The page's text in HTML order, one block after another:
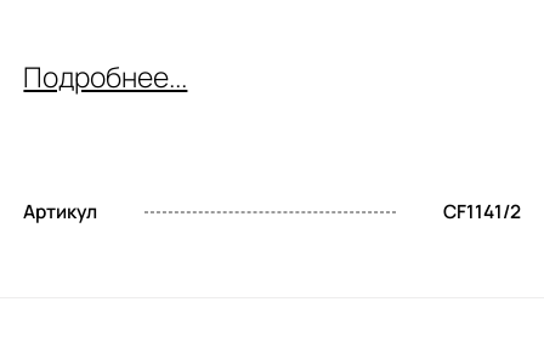
Подробнее...
Артикул CF1141/2